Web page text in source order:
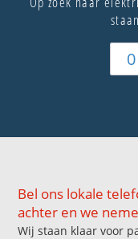
Bel ons lokale
achter en we
Wij staan klaar voor